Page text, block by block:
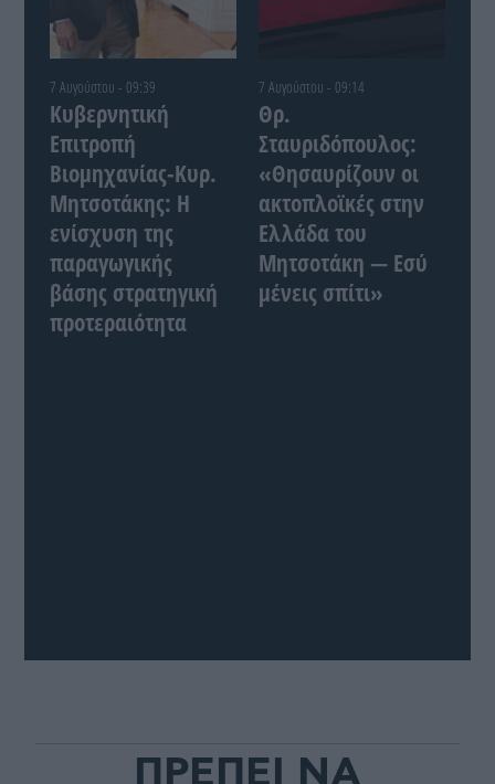
7 Αυγούστου - 09:39
Κυβερνητική
Επιτροπή
Βιομηχανίας-Κυρ.
Μητσοτάκης: Η
ενίσχυση της
παραγωγικής
βάσης στρατηγική
προτεραιότητα
7 Αυγούστου - 09:14
Θρ.
Σταυριδόπουλος:
«Θησαυρίζουν οι
ακτοπλοϊκές στην
Ελλάδα του
Μητσοτάκη — Εσύ
μένεις σπίτι»